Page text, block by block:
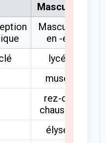
Masculins
Masculins
en -ée
lycée
musée
rez-de-
chaussée
élysée